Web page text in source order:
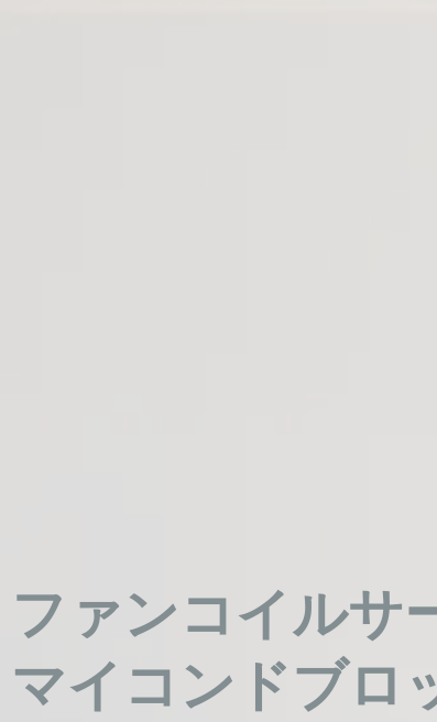
ファンコイルサ
マイコンドブロ